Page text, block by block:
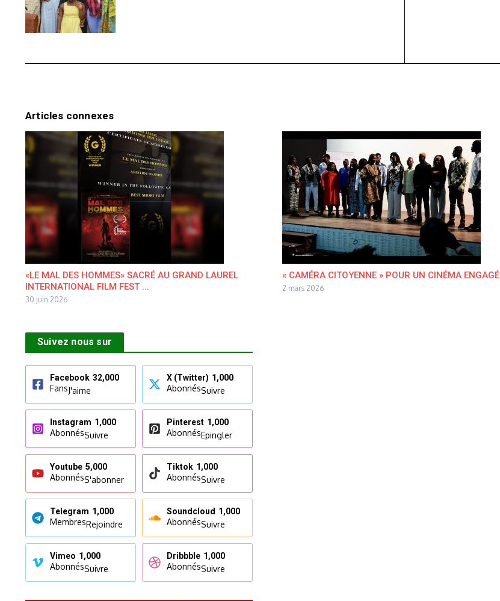
Articles connexes
«LE MAL DES HOMMES» SACRÉ AU GRAND LAUREL
INTERNATIONAL FILM FEST ...
30 juin 2026
« CAMÉRA CITOYENNE » POUR UN CINÉMA ENGAGÉ
2 mars 2026
Suivez nous sur
Facebook 32,000
FansJ'aime
X (Twitter) 1,000
AbonnésSuivre
Instagram 1,000
AbonnésSuivre
Pinterest 1,000
AbonnésEpingler
Youtube 5,000
AbonnésS'abonner
Tiktok 1,000
AbonnésSuivre
Telegram 1,000
MembresRejoindre
Soundcloud 1,000
AbonnésSuivre
Vimeo 1,000
AbonnésSuivre
Dribbble 1,000
AbonnésSuivre